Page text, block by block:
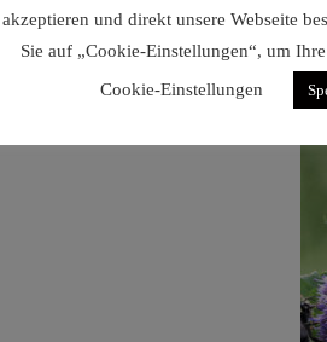
akzeptieren und direkt unsere Webseite
Sie auf „Cookie-Einstellungen“, um
Cookie-Einstellungen